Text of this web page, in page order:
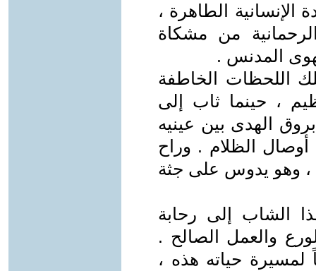
الإنسانية الطاهرة ،
من مشكاة
المدنس .
اللحظات الخاطفة
، حينما ثاب إلى
الهدى بين عينيه
الظلام . وراح
، وهو يدوس على جثة
الشاب إلى رحابة
والعمل الصالح .
حياته هذه ،